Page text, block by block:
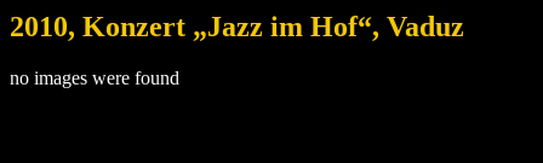
2010, Konzert „Jazz im Hof“, Vaduz
no images were found